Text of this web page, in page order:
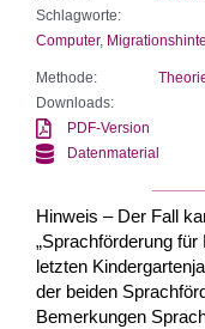
Schlagworte:
Computer,
Methode:
Downloads:
PDF-Version
Datenmaterial
Hinweis – Der Fall
„Sprachförderung
letzten
der beiden
Bemerkungen